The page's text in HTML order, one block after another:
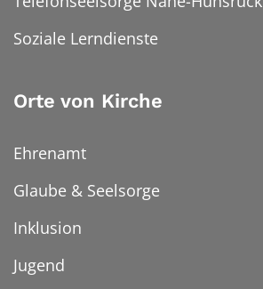
Soziale Lerndienste
Orte von Kirche
Ehrenamt
Glaube & Seelsorge
Inklusion
Jugend